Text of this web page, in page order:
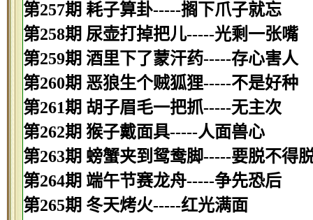
第257期 耗子算卦-----搁下爪子就忘
第258期 尿壶打掉把儿-----光剩一张嘴
第259期 酒里下了蒙汗药-----存心害人
第260期 恶狼生个贼狐狸-----不是好种
第261期 胡子眉毛一把抓-----无主次
第262期 猴子戴面具-----人面兽心
第263期 螃蟹夹到鸳鸯脚-----要脱不得
第264期 端午节赛龙舟-----争先恐后
第265期 冬天烤火-----红光满面